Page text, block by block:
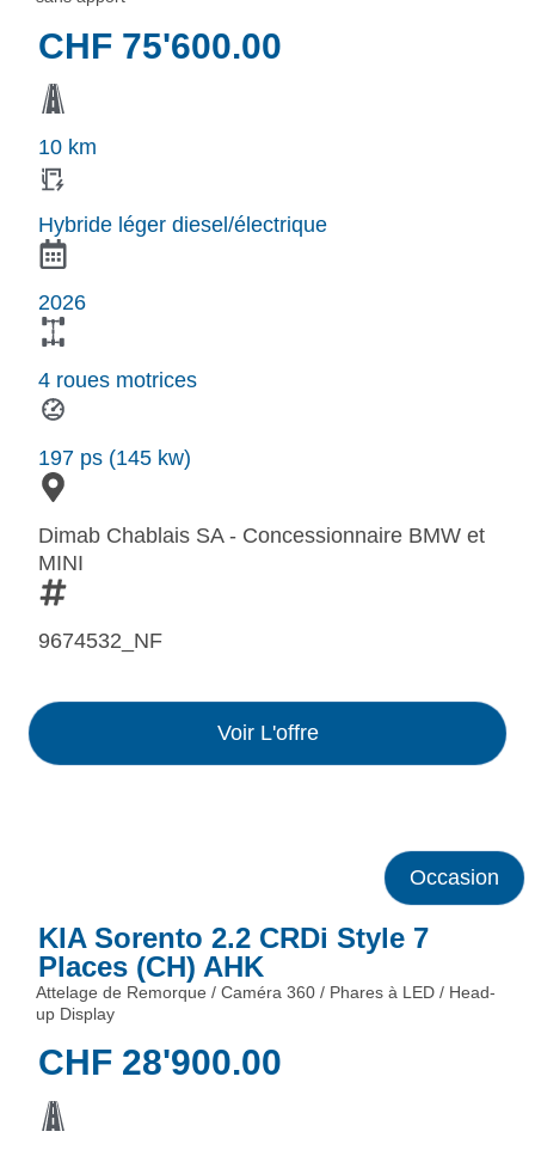
CHF 75'600.00
10 km
Hybride léger diesel/électrique
2026
4 roues motrices
197 ps (145 kw)
Dimab Chablais SA - Concessionnaire BMW et
MINI
9674532_NF
Voir L'offre
Occasion
KIA Sorento 2.2 CRDi Style 7
Places (CH) AHK
Attelage de Remorque / Caméra 360 / Phares à LED / Head-
up Display
CHF 28'900.00